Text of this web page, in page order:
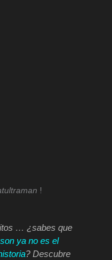
!
… ¿sabes que
ya no es el
? Descubre